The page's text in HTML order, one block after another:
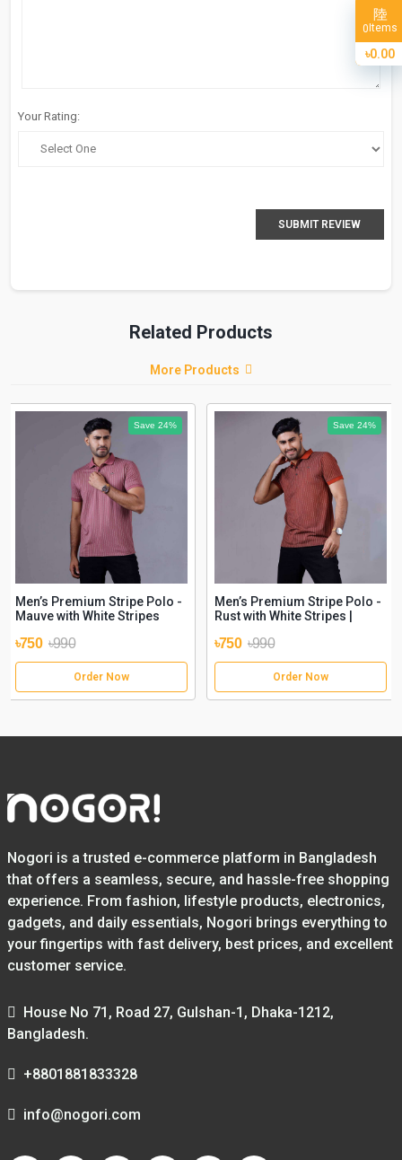
Your Rating:
SUBMIT REVIEW
Related Products
More Products
Save 24%
Men’s Premium Stripe Polo -
Mauve with White Stripes
৳750 ৳990
Order Now
Save 24%
Men’s Premium Stripe Polo -
Rust with White Stripes |
৳750 ৳990
Order Now
Nogori is a trusted e-commerce platform in Bangladesh
that offers a seamless, secure, and hassle-free shopping
experience. From fashion, lifestyle products, electronics,
gadgets, and daily essentials, Nogori brings everything to
your fingertips with fast delivery, best prices, and excellent
customer service.
House No 71, Road 27, Gulshan-1, Dhaka-1212,
Bangladesh.
+8801881833328
info@nogori.com
0 Items
৳0.00